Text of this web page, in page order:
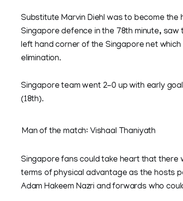
Substitute Marvin Diehl was to become
Singapore defence in the 78th minute,
left hand corner of the Singapore net
elimination.
Singapore team went 2-0 up with early
(18th).
Man of the match: Vishaal Thaniyath
Singapore fans could take heart that there
terms of physical advantage as the hosts
Adam Hakeem Nazri and forwards who